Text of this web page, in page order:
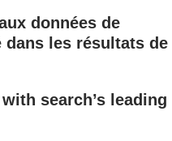
données de
les résultats de
search’s leading